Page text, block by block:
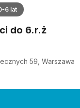
6 lat
do 6.r.ż
59, Warszawa